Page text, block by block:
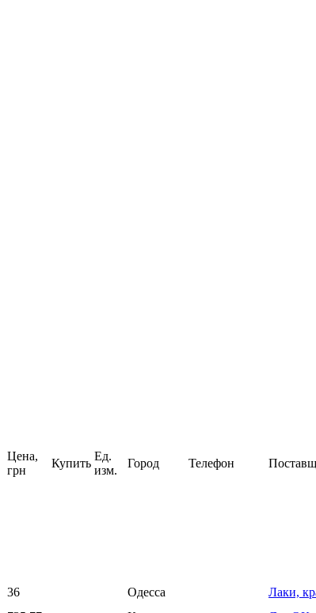
Цена,
грн
Купить
Ед.
изм.
Город Телефон
36 Одесса
Лаки,